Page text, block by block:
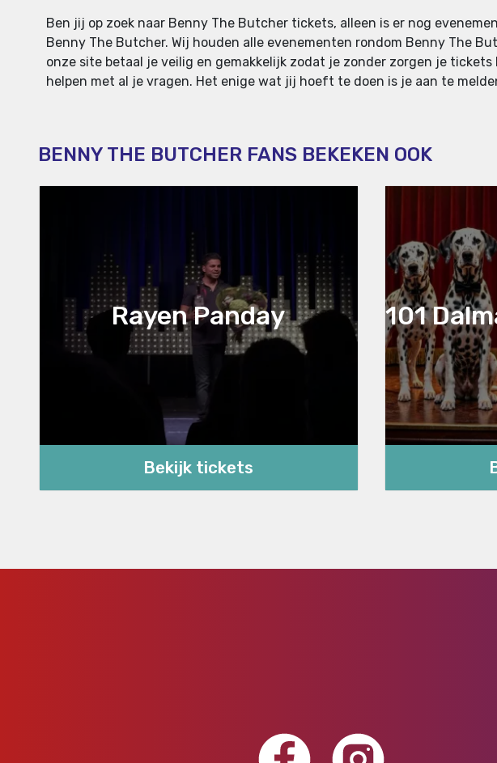
Ben jij op zoek naar Benny The Butcher tickets, alleen is er nog
Benny The Butcher. Wij houden alle evenementen rondom Benny The
onze site betaal je veilig en gemakkelijk zodat je zonder zorgen je
helpen met al je vragen. Het enige wat jij hoeft te doen is je aan te
BENNY THE BUTCHER FANS BEKEKEN OOK
Rayen Panday
Bekijk tickets
101